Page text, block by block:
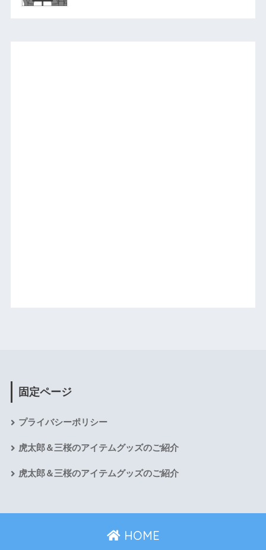
固定ページ
プライバシーポリシー
虎太郎＆三桜のアイテムグッズのご紹介
虎太郎＆三桜のアイテムグッズのご紹介
HOME